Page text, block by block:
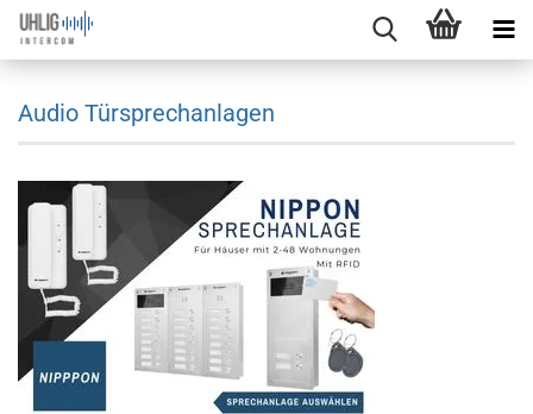
Audio Türsprechanlagen